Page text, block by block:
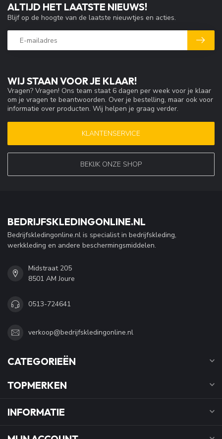
WIJ STAAN VOOR JE KLAAR!
Vragen? Vragen! Ons team staat 6 dagen per week voor je klaar
om je vragen te beantwoorden. Over je bestelling, maar ook voor
informatie over producten. Wij helpen je graag verder.
KLANTENSERVICE
BEKIJK ONZE SHOP
ALTIJD HET LAATSTE NIEUWS!
Blijf op de hoogte van de laatste nieuwtjes en acties.
BEDRIJFSKLEDINGONLINE.NL
Bedrijfskledingonline.nl is specialist in bedrijfskleding,
werkkleding en andere beschermingsmiddelen.
Midstraat 205
8501 AM Joure
0513-724641
verkoop@bedrijfskledingonline.nl
CATEGORIEËN
TOPMERKEN
INFORMATIE